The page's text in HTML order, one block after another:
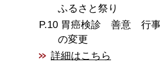
ふるさと祭り
胃癌検診 善意 行
の変更
詳細はこちら